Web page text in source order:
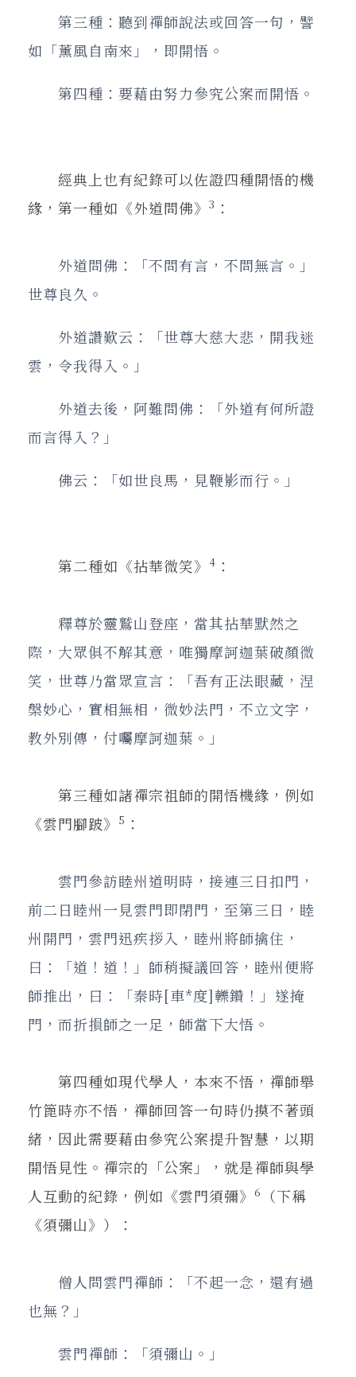
第三種：聽到禪師說法或回答一句，譬
如「薰風自南來」，即開悟。
第四種：要藉由努力參究公案而開悟。
經典上也有紀錄可以佐證四種開悟的機
緣，第一種如《外道問佛》 3 ：
外道問佛：「不問有言，不問無言。」
世尊良久。
外道讚歎云：「世尊大慈大悲，開我迷
雲，令我得入。」
外道去後，阿難問佛：「外道有何所證
而言得入？」
佛云：「如世良馬，見鞭影而行。」
第二種如《拈華微笑》 4 ：
釋尊於靈鷲山登座，當其拈華默然之
際，大眾俱不解其意，唯獨摩訶迦葉破顏微
笑，世尊乃當眾宣言：「吾有正法眼藏，涅
槃妙心，實相無相，微妙法門，不立文字，
教外別傳，付囑摩訶迦葉。」
第三種如諸禪宗祖師的開悟機緣，例如
《雲門腳跛》 5 ：
雲門參訪睦州道明時，接連三日扣門，
前二日睦州一見雲門即閉門，至第三日，睦
州開門，雲門迅疾拶入，睦州將師擒住，
曰：「道！道！」師稍擬議回答，睦州便將
師推出，曰：「秦時[車*度]轢鑽！」遂掩
門，而折損師之一足，師當下大悟。
第四種如現代學人，本來不悟，禪師舉
竹篦時亦不悟，禪師回答一句時仍摸不著頭
緒，因此需要藉由參究公案提升智慧，以期
開悟見性。禪宗的「公案」，就是禪師與學
人互動的紀錄，例如《雲門須彌》 6
（下稱
《須彌山》）：
僧人問雲門禪師：「不起一念，還有過
也無？」
雲門禪師：「須彌山。」